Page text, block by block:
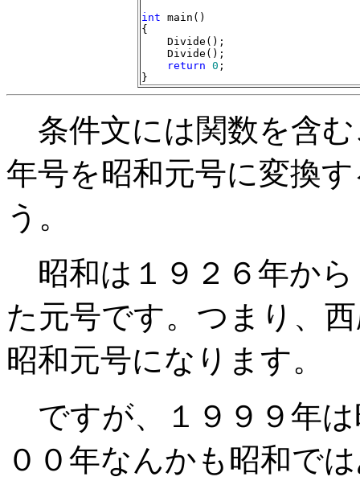
int main()
{
    Divide();
    Divide();
return 0 ;
}
条件文には関数を含
年号を昭和元号に変換
う。
昭和は１９２６年から
た元号です。つまり、
昭和元号になります。
ですが、１９９９年
００年なんかも昭和で